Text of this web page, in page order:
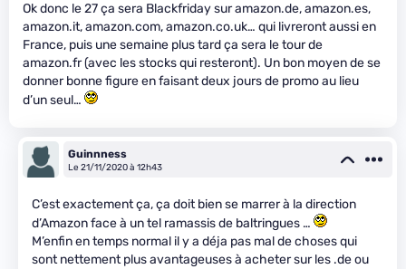
Ok donc le 27 ça sera Blackfriday sur amazon.de, amazon.es,
amazon.it, amazon.com, amazon.co.uk… qui livreront aussi en
France, puis une semaine plus tard ça sera le tour de
amazon.fr (avec les stocks qui resteront). Un bon moyen de se
donner bonne figure en faisant deux jours de promo au lieu
d’un seul…
Guinnness
Le 21/11/2020 à 12h43
C’est exactement ça, ça doit bien se marrer à la direction
d’Amazon face à un tel ramassis de baltringues …
M’enfin en temps normal il y a déja pas mal de choses qui
sont nettement plus avantageuses à acheter sur les .de ou